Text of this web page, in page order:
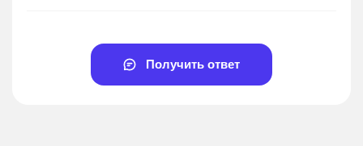
Получить ответ